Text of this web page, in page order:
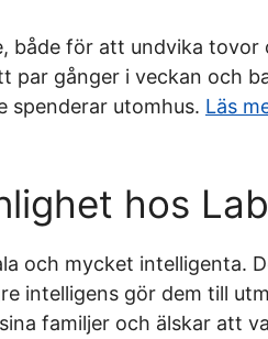
både för att undvika tovor
gånger i veckan och
spenderar utomhus. Läs
hos
och mycket intelligenta.
intelligens gör dem till
familjer och älskar att